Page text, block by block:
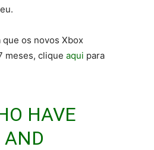
os novos Xbox
meses, clique aqui para
HAVE
AND